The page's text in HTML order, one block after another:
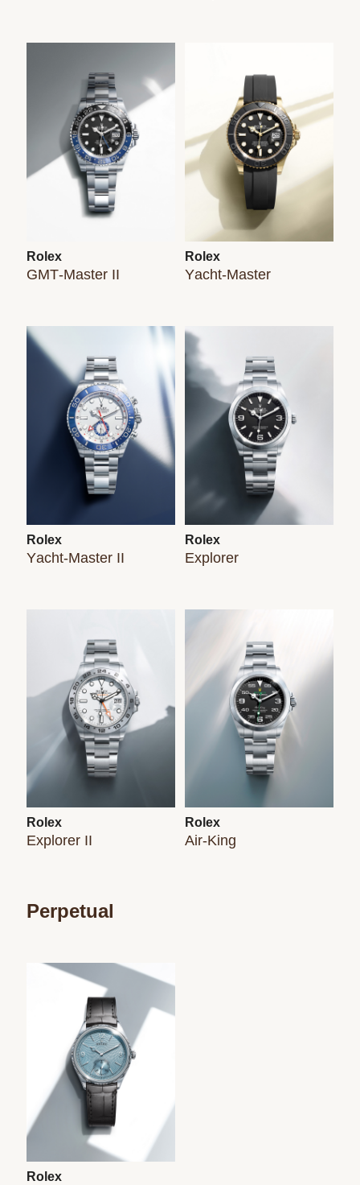
Rolex
GMT-Master II
Rolex
Yacht-Master
Rolex
Yacht-Master II
Rolex
Explorer
Rolex
Explorer II
Rolex
Air‑King
Perpetual
Rolex